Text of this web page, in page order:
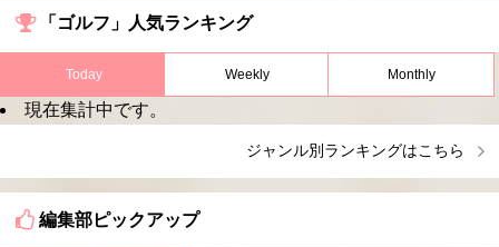
「ゴルフ」人気ランキング
Today Weekly Monthly
現在集計中です。
ジャンル別ランキングはこちら
編集部ピックアップ